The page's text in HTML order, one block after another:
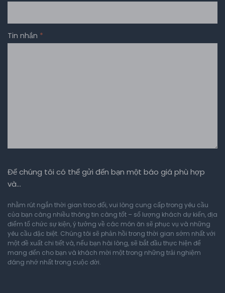
Tin nhắn *
Để chúng tôi có thể gửi đến bạn một báo giá phù hợp
và…
nhằm rút ngắn thời gian trao đổi, vui lòng cung cấp trong yêu cầu
của bạn càng nhiều thông tin càng tốt – số lượng khách dự kiến, địa
điểm tổ chức sự kiện, ý tưởng về các món ăn sẽ phục vụ và những
yêu cầu đặc biệt. Chúng tôi sẽ phản hồi trong thời gian sớm nhất với
một đề xuất chi tiết và, nếu bạn hài lòng, sẽ bắt đầu thực hiện để
mang đến cho bạn và khách mời một trong những trải nghiệm
đáng nhớ nhất trong cuộc đời.